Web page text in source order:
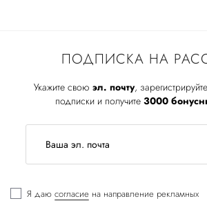
ПОДПИСКА НА
Укажите свою эл. почту,
подписки и получите 3000
Я даю согласие на направление рекламных